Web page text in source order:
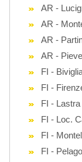
AR -
AR -
AR -
AR -
FI -
FI -
FI -
FI - Loc.
FI -
FI -